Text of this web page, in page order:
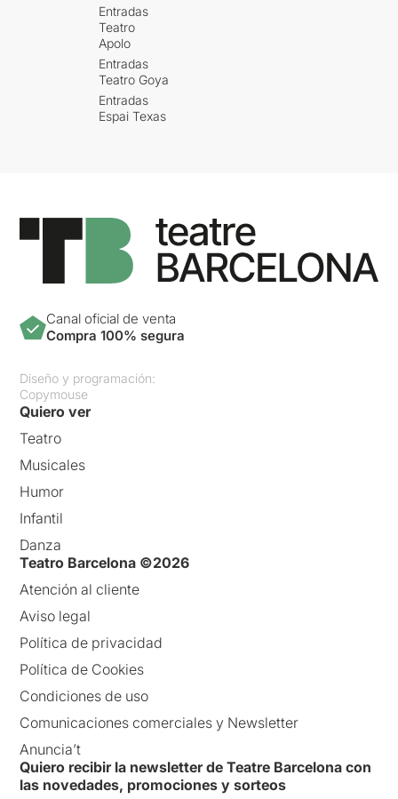
Entradas
Teatro
Apolo
Entradas
Teatro Goya
Entradas
Espai Texas
Canal oficial de venta
Compra 100% segura
Diseño y programación:
Copymouse
Quiero ver
Teatro
Musicales
Humor
Infantil
Danza
Teatro Barcelona ©2026
Atención al cliente
Aviso legal
Política de privacidad
Política de Cookies
Condiciones de uso
Comunicaciones comerciales y Newsletter
Anuncia’t
Quiero recibir la newsletter de Teatre Barcelona con
las novedades, promociones y sorteos